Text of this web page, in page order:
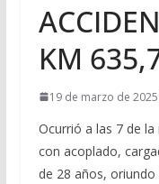
KM
19 de marzo de 2025
Ocurrió a las 7 de
con acoplado,
de 28 años,